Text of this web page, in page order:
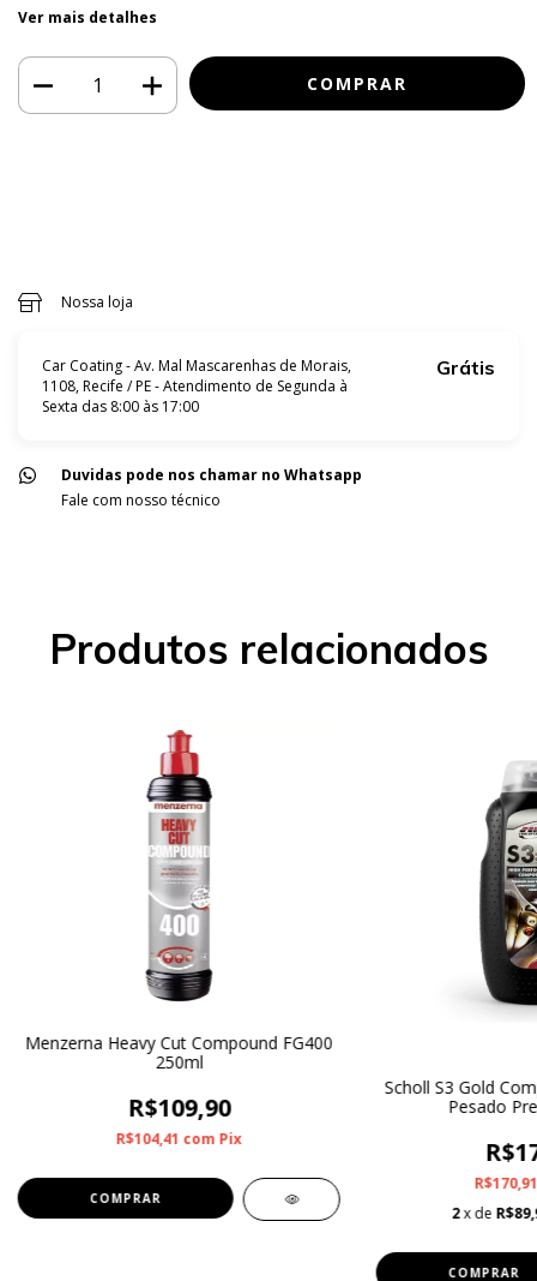
Ver mais detalhes
Nossa loja
Car Coating - Av. Mal Mascarenhas de Morais,
1108, Recife / PE - Atendimento de Segunda à
Sexta das 8:00 às 17:00
Grátis
Duvidas pode nos chamar no Whatsapp
Fale com nosso técnico
Produtos relacionados
Menzerna Heavy Cut Compound FG400
250ml
R$109,90
R$104,41 com Pix
Scholl S3 Gold
Pesado
2x de